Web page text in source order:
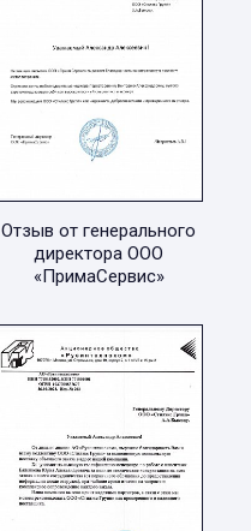
Отзыв от генерального
директора ООО
«ПримаСервис»